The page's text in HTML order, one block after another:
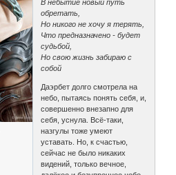
В небытие новый путь
обретать,
Но никого не хочу я терять,
Что предназначено - будет
судьбой,
Но свою жизнь забираю с
собой
Даэрбет долго смотрела на
небо, пытаясь понять себя, и,
совершенно внезапно для
себя, уснула. Всё-таки,
назгулы тоже умеют
уставать. Но, к счастью,
сейчас не было никаких
видений, только вечное,